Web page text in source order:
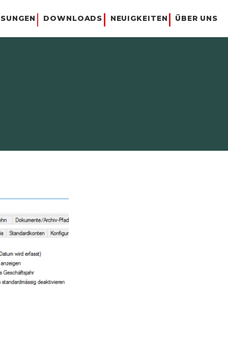
DOWNLOADS NEUIGKEITEN ÜBER UNS